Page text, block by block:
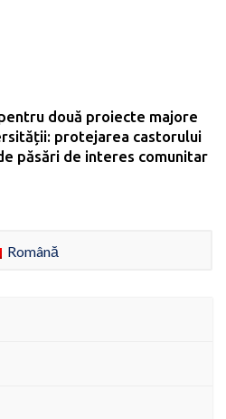
două proiecte majore
protejarea castorului
păsări de interes comunitar
Română